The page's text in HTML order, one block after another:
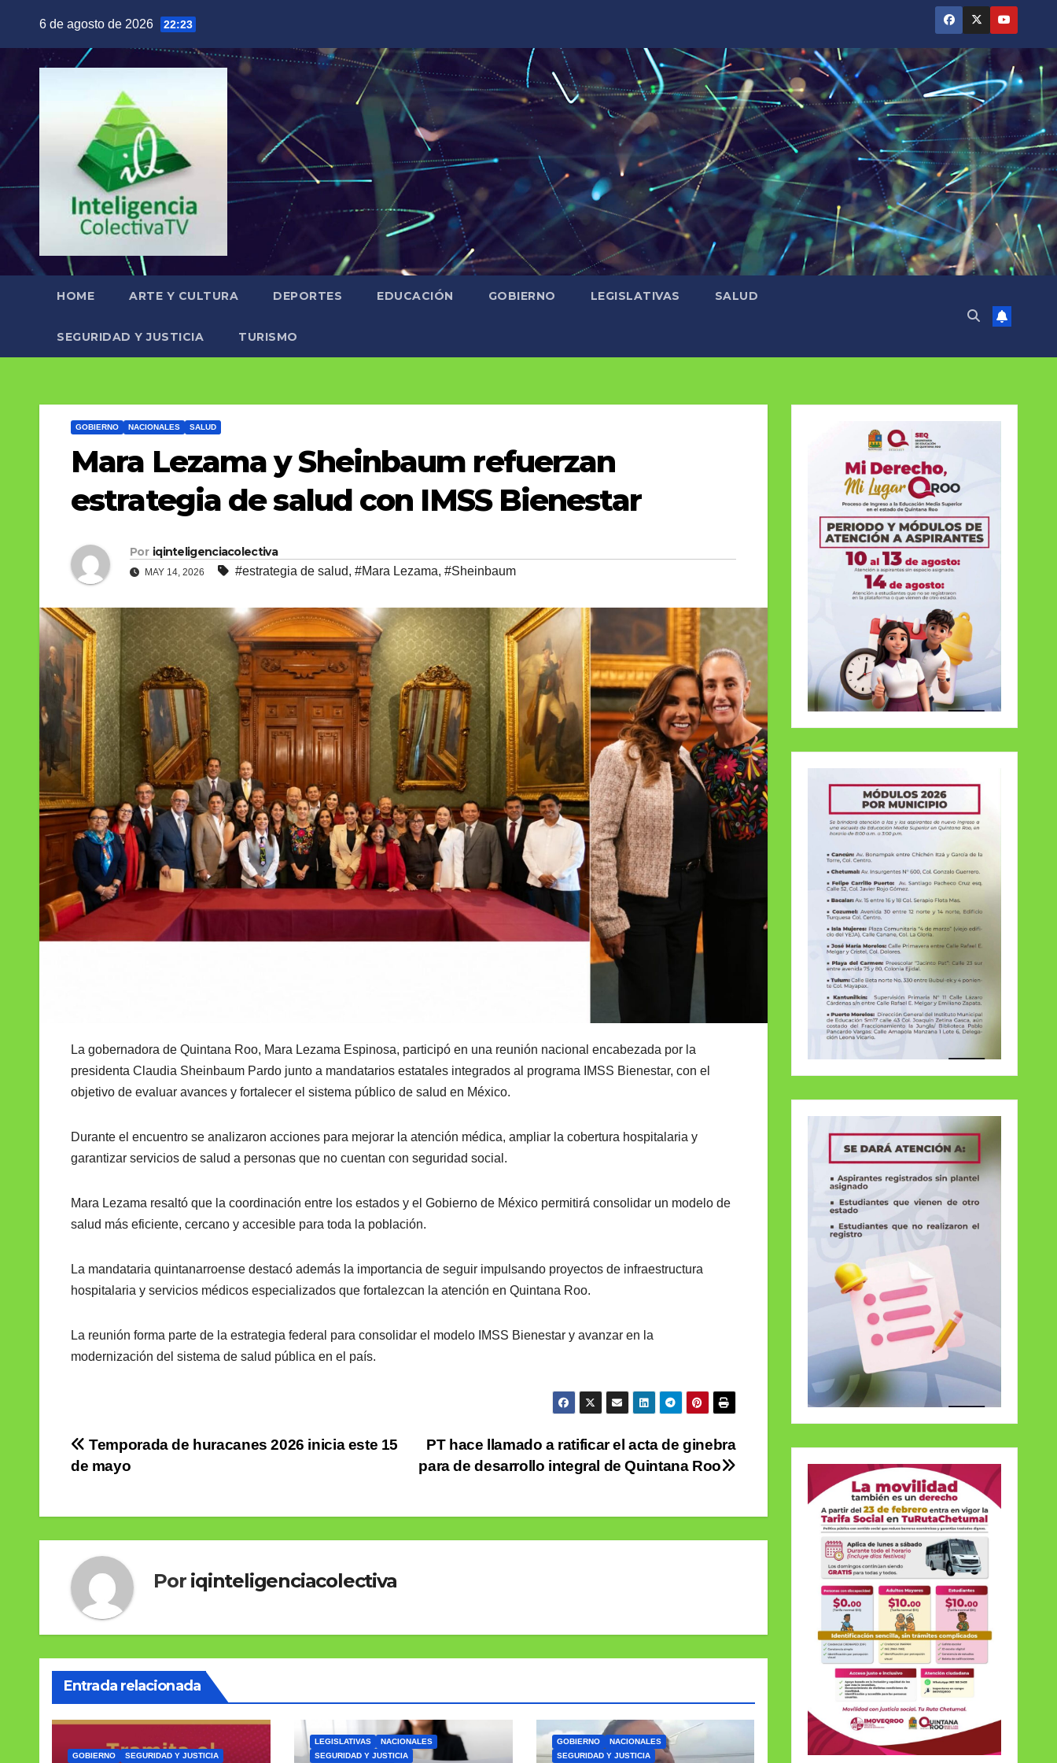
contenido
6 de agosto de 2026 22:23
HOME ARTE Y CULTURA DEPORTES EDUCACIÓN GOBIERNO LEGISLATIVAS SALUD
SEGURIDAD Y JUSTICIA TURISMO
GOBIERNO NACIONALES SALUD
Mara Lezama y Sheinbaum refuerzan
estrategia de salud con IMSS Bienestar
Por iqinteligenciacolectiva
MAY 14, 2026 #estrategia de salud, #Mara Lezama, #Sheinbaum
La gobernadora de Quintana Roo, Mara Lezama Espinosa, participó en una reunión nacional encabezada por la
presidenta Claudia Sheinbaum Pardo junto a mandatarios estatales integrados al programa IMSS Bienestar, con el
objetivo de evaluar avances y fortalecer el sistema público de salud en México.
Durante el encuentro se analizaron acciones para mejorar la atención médica, ampliar la cobertura hospitalaria y
garantizar servicios de salud a personas que no cuentan con seguridad social.
Mara Lezama resaltó que la coordinación entre los estados y el Gobierno de México permitirá consolidar un modelo de
salud más eficiente, cercano y accesible para toda la población.
La mandataria quintanarroense destacó además la importancia de seguir impulsando proyectos de infraestructura
hospitalaria y servicios médicos especializados que fortalezcan la atención en Quintana Roo.
La reunión forma parte de la estrategia federal para consolidar el modelo IMSS Bienestar y avanzar en la
modernización del sistema de salud pública en el país.
Navegación
entradas
PT hace llamado a ratificar el acta de ginebra
para de desarrollo integral de Quintana Roo
Temporada de huracanes 2026 inicia este 15
de mayo
Por iqinteligenciacolectiva
Entrada relacionada
GOBIERNO SEGURIDAD Y JUSTICIA
LEGISLATIVAS
NACIONALES
SEGURIDAD Y JUSTICIA
GOBIERNO
NACIONALES
SEGURIDAD Y JUSTICIA